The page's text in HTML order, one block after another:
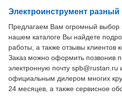
Электроинструмент разный
Предлагаем Вам огромный выбор
нашем каталоге Вы найдете
работы, а также отзывы клиентов
Заказ можно оформить позвонив
электронную почту
официальным дилером многих
24 месяцев, а также сервисное